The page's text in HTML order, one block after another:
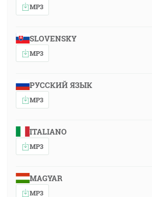
MP3
SLOVENSKY
MP3
РУССКИЙ ЯЗЫК
MP3
ITALIANO
MP3
MAGYAR
MP3